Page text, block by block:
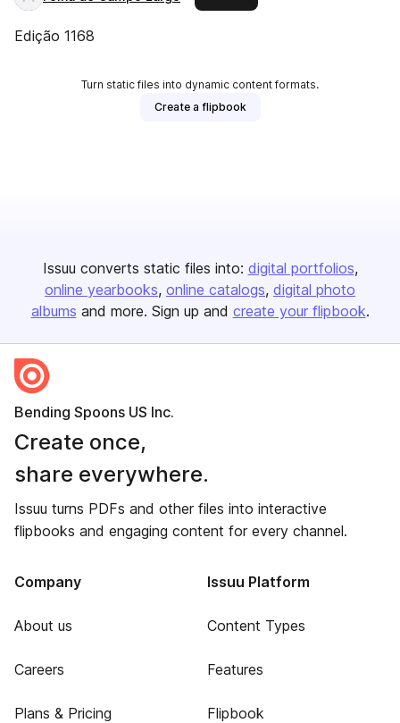
Edição 1168
Turn static files into dynamic content formats.
Create a flipbook
Issuu converts static files into: digital portfolios
online yearbooks online catalogs digital photo
albums and more. Sign up and create your flipbook.
Bending Spoons US Inc.
Create once,
share everywhere.
Issuu turns PDFs and other files into interactive
flipbooks and engaging content for every channel.
Company
About us
Careers
Plans & Pricing
Issuu Platform
Content Types
Features
Flipbook